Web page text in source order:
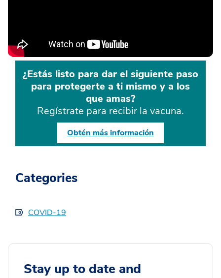
¿Estás listo para dar el siguiente paso
para protegerte a ti mismo y a los
que amas?
Regístrate para recibir la vacuna.
Obtén más información
Categories
COVID-19
Stay up to date and